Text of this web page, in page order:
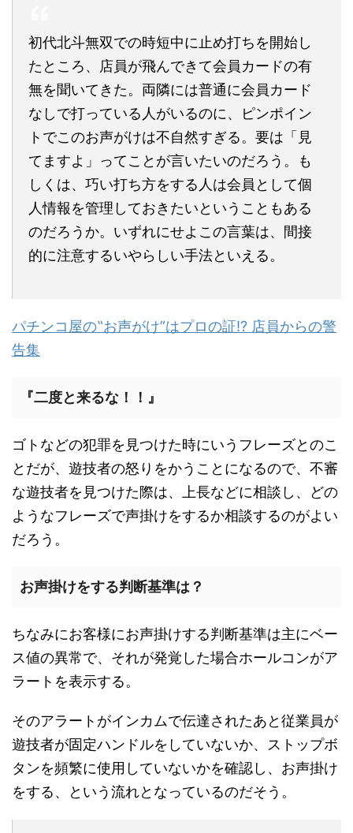
初代北斗無双での時短中に止め打ちを開始し
たところ、店員が飛んできて会員カードの有
無を聞いてきた。両隣には普通に会員カード
なしで打っている人がいるのに、ピンポイン
トでこのお声がけは不自然すぎる。要は「見
てますよ」ってことが言いたいのだろう。も
しくは、巧い打ち方をする人は会員として個
人情報を管理しておきたいということもある
のだろうか。いずれにせよこの言葉は、間接
的に注意するいやらしい手法といえる。
パチンコ屋の‟お声がけ”はプロの証!? 店員からの警
告集
『二度と来るな！！』
ゴトなどの犯罪を見つけた時にいうフレーズとのこ
とだが、遊技者の怒りをかうことになるので、不審
な遊技者を見つけた際は、上長などに相談し、どの
ようなフレーズで声掛けをするか相談するのがよい
だろう。
お声掛けをする判断基準は？
ちなみにお客様にお声掛けする判断基準は主にベー
ス値の異常で、それが発覚した場合ホールコンがア
ラートを表示する。
そのアラートがインカムで伝達されたあと従業員が
遊技者が固定ハンドルをしていないか、ストップボ
タンを頻繁に使用していないかを確認し、お声掛け
をする、という流れとなっているのだそう。